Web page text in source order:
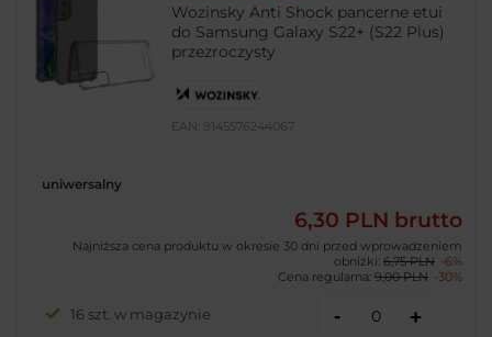
Wozinsky Anti Shock pancerne etui
do Samsung Galaxy S22+ (S22 Plus)
przezroczysty
EAN: 9145576244067
uniwersalny
6,30 PLN brutto
Najniższa cena produktu w okresie 30 dni przed wprowadzeniem
obniżki: 6,75 PLN -6%
Cena regularna: 9,00 PLN -30%
16 szt. w magazynie - +